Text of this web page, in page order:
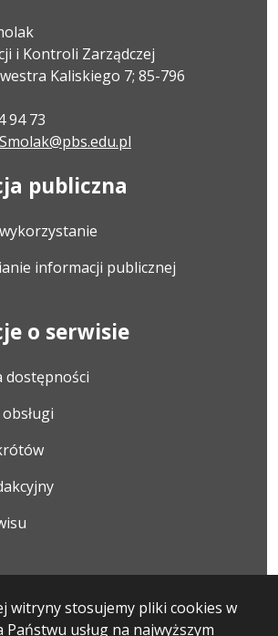
witryny stosujemy pliki cookies w
Państwu usług na najwyższym
i Kontroli Zarządczej
Kaliskiego 7; 85-796
94 73
publiczna
informacji publicznej
o serwisie
dostępności